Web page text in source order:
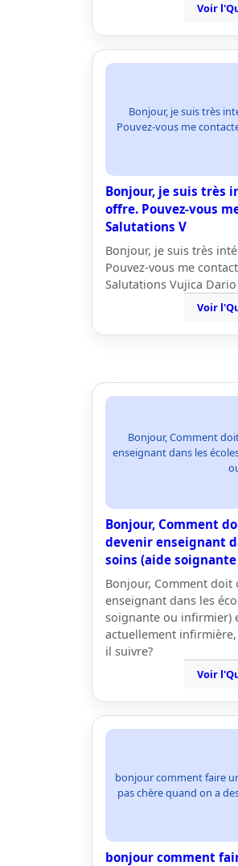
Voir
Bonjour, je suis très
Pouvez-vous me
Bonjour, je suis très
offre. Pouvez-vous
Salutations V
Bonjour, je suis très
Pouvez-vous me
Salutations Vujica Dario
Voir
Bonjour, Comment
enseignant dans les
Bonjour, Comment
devenir enseignant
soins (aide soignante
Bonjour, Comment
enseignant dans les
soignante ou infirmier)
actuellement
il suivre?
Voir
bonjour comment faire
pas chère quand on a
bonjour comment